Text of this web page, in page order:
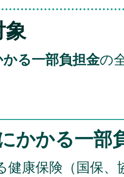
象
る一部負担金の
かかる一部
健康保険（国保、